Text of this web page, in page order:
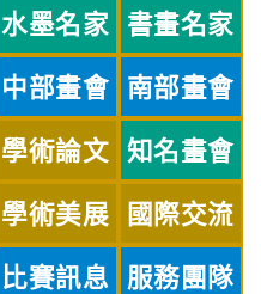
水墨名家 書畫名家
中部畫會 南部畫會
學術論文 知名畫會
學術美展 國際交流
比賽訊息 服務團隊